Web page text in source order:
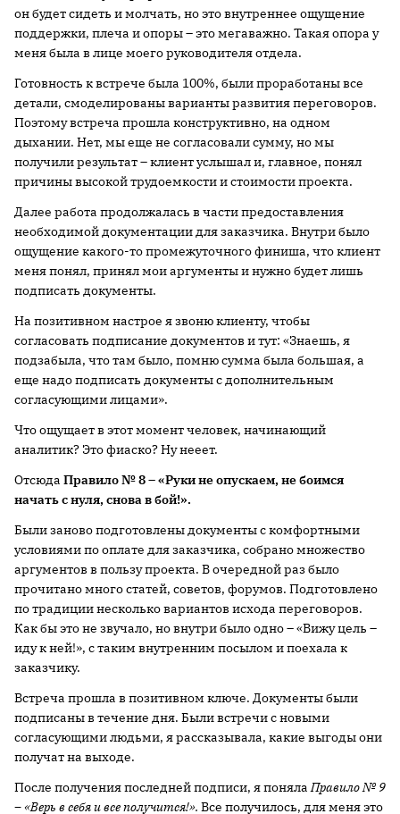
он будет сидеть и молчать, но это внутреннее ощущение
поддержки, плеча и опоры – это мегаважно. Такая опора у
меня была в лице моего руководителя отдела.
Готовность к встрече была 100%, были проработаны все
детали, смоделированы варианты развития переговоров.
Поэтому встреча прошла конструктивно, на одном
дыхании. Нет, мы еще не согласовали сумму, но мы
получили результат – клиент услышал и, главное, понял
причины высокой трудоемкости и стоимости проекта.
Далее работа продолжалась в части предоставления
необходимой документации для заказчика. Внутри было
ощущение какого-то промежуточного финиша, что клиент
меня понял, принял мои аргументы и нужно будет лишь
подписать документы.
На позитивном настрое я звоню клиенту, чтобы
согласовать подписание документов и тут: «Знаешь, я
подзабыла, что там было, помню сумма была большая, а
еще надо подписать документы с дополнительным
согласующими лицами».
Что ощущает в этот момент человек, начинающий
аналитик? Это фиаско? Ну нееет.
Отсюда Правило № 8 – «Руки не опускаем, не боимся
начать с нуля, снова в бой!».
Были заново подготовлены документы с комфортными
условиями по оплате для заказчика, собрано множество
аргументов в пользу проекта. В очередной раз было
прочитано много статей, советов, форумов. Подготовлено
по традиции несколько вариантов исхода переговоров.
Как бы это не звучало, но внутри было одно – «Вижу цель –
иду к ней!», с таким внутренним посылом и поехала к
заказчику.
Встреча прошла в позитивном ключе. Документы были
подписаны в течение дня. Были встречи с новыми
согласующими людьми, я рассказывала, какие выгоды они
получат на выходе.
После получения последней подписи, я понялаПравило № 9
– «Верь в себя и все получится!». Все получилось, для меня это